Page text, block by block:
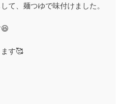
て、麺つゆで味付けました。
す🥰